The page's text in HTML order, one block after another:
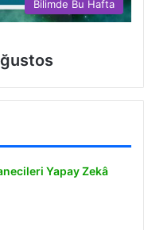
Bilimde Bu Hafta
Yapay Zekâ